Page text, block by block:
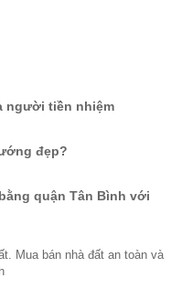
người tiền nhiệm
đẹp?
quận Tân Bình với